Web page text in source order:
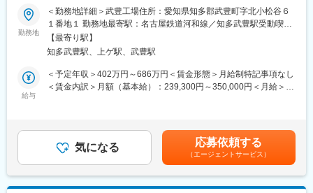
■当社の魅力：
大阪ガス株式会社の100％出資子会社として、電力事業を展開し
ています。エネルギー業界は規制緩和を通じて一層の競争が促進
されており、Daigasグループでは電力事業をガス事業に次ぐ第2
の柱と位置付けています。そのため、当社はDaigasグループ電力
ビジネスを供給面から支える中核的な存在であり、一層の事業拡
大を目指しています。
職社員の指示のもと、各工室に配置され作業します。
同様の業務に従事している基幹職の方は10名程です。
◆対象研究製品について：
究補助となります。
・残業時間は月0～10時間程度
・基幹職は転勤無し
※希望により将来的な総合職への転換も可能です。
◎】
◆職務概要：
武豊工場の業務管理課にて化薬事業製品の管理業務をお任せいた
します。
◆業務詳細：
ご経験やスキルに合わせて以下のような業務をお任せいたしま
・入出庫管理
製品の入出庫管理（伝票確認・入力、数量照合、台帳管理、入出
庫対応、実地棚卸）
勤務地
＜勤務地詳細＞武豊工場住所：愛知県知多郡武豊町字北小松谷６
１番地１ 勤務地最寄駅：名古屋鉄道河和線／知多武豊駅受動喫煙
対策：屋内喫煙可能場所あり変更の範囲：会社の定める事業所
【最寄り駅】
知多武豊駅、上ゲ駅、武豊駅
給与
＜予定年収＞402万円～686万円＜賃金形態＞月給制特記事項なし
＜賃金内訳＞月額（基本給）：239,300円～350,000円＜月給＞
て当社基準により決定します。■職種は基幹職（一般職）扱いとな
ります。■モデル年収：高卒1年目402万円、高卒35歳642万円(扶
養家族あり)賃金はあくまでも目安の金額であり、選考を通じて上
下する可能性があります。月給(月額)は固定手当を含めた表記で
す。
気になる 応募依頼する
（エージェントサービス）